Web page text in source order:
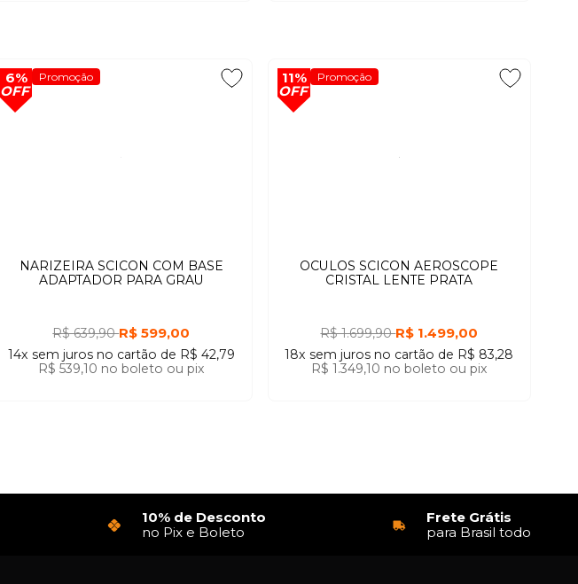
6%
OFF
Promoção
NARIZEIRA SCICON COM BASE
ADAPTADOR PARA GRAU
R$ 639,90R$ 599,00
14x sem juros no cartão de R$ 42,79
R$ 539,10 no boleto ou pix
11%
OFF
Promoção
OCULOS SCICON AEROSCOPE
CRISTAL LENTE PRATA
R$ 1.699,90R$ 1.499,00
18x sem juros no cartão de R$ 83,28
R$ 1.349,10 no boleto ou pix
10% de Desconto
no Pix e Boleto
Frete Grátis
para Brasil todo